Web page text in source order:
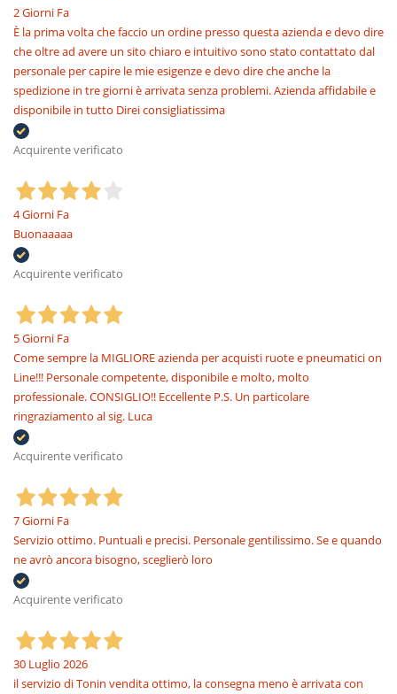
2 Giorni Fa
È la prima volta che faccio un ordine presso questa azienda e devo dire
che oltre ad avere un sito chiaro e intuitivo sono stato contattato dal
personale per capire le mie esigenze e devo dire che anche la
spedizione in tre giorni è arrivata senza problemi. Azienda affidabile e
disponibile in tutto Direi consigliatissima
Acquirente verificato
4 Giorni Fa
Buonaaaaa
Acquirente verificato
5 Giorni Fa
Come sempre la MIGLIORE azienda per acquisti ruote e pneumatici on
Line!!! Personale competente, disponibile e molto, molto
professionale. CONSIGLIO!! Eccellente P.S. Un particolare
ringraziamento al sig. Luca
Acquirente verificato
7 Giorni Fa
Servizio ottimo. Puntuali e precisi. Personale gentilissimo. Se e quando
ne avrò ancora bisogno, sceglierò loro
Acquirente verificato
30 Luglio 2026
il servizio di Tonin vendita ottimo, la consegna meno è arrivata con